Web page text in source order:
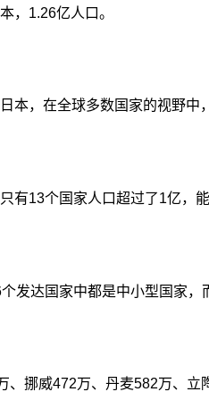
，1.26亿人口。
本，在全球多数国家的视野中
有13个国家人口超过了1亿，
发达国家中都是中小型国家，
、挪威472万、丹麦582万、立